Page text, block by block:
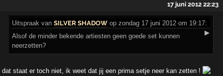
17 juni 2012 22:23
Uitspraak vanSILVER SHADOW op zondag 17 juni 2012 om 19:17:
▶
Alsof de minder bekende artiesten geen goede set kunnen
neerzetten?
dat staat er toch niet, ik weet dat jij een prima setje neer kan zetten !